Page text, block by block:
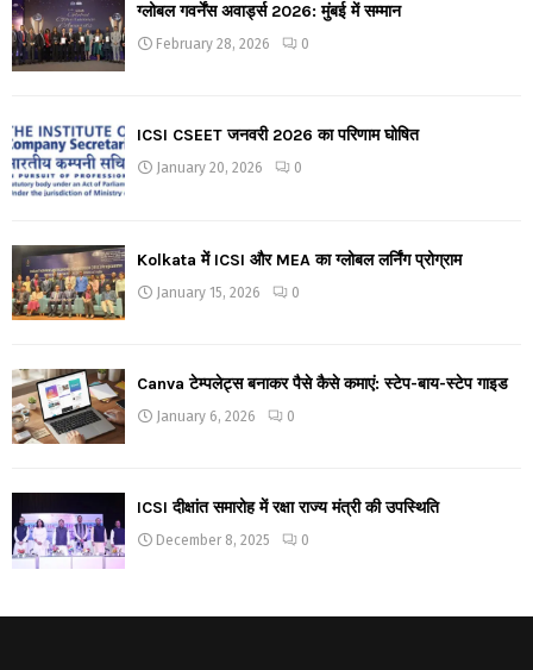
ग्लोबल गवर्नेंस अवार्ड्स 2026: मुंबई में सम्मान
February 28, 2026 0
ICSI CSEET जनवरी 2026 का परिणाम घोषित
January 20, 2026 0
Kolkata में ICSI और MEA का ग्लोबल लर्निंग प्रोग्राम
January 15, 2026 0
Canva टेम्पलेट्स बनाकर पैसे कैसे कमाएं: स्टेप-बाय-स्टेप गाइड
January 6, 2026 0
ICSI दीक्षांत समारोह में रक्षा राज्य मंत्री की उपस्थिति
December 8, 2025 0